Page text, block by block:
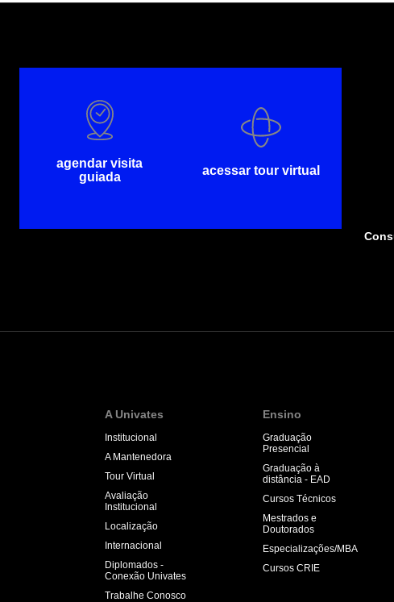
agendar visita
guiada
acessar tour virtual
A Univates
Institucional
A Mantenedora
Tour Virtual
Avaliação
Institucional
Localização
Internacional
Diplomados -
Conexão Univates
Trabalhe Conosco
Ensino
Graduação
Presencial
Graduação à
distância - EAD
Cursos Técnicos
Mestrados e
Doutorados
Especializações/MBA
Cursos CRIE